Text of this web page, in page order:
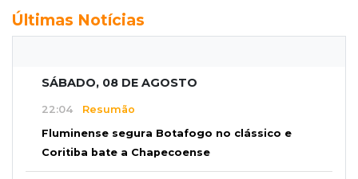
Últimas Notícias
SÁBADO, 08 DE AGOSTO
22:04 Resumão
Fluminense segura Botafogo no clássico e
Coritiba bate a Chapecoense